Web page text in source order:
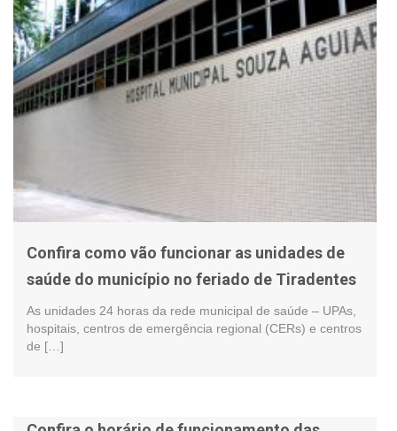
Confira como vão funcionar as unidades de
saúde do município no feriado de Tiradentes
As unidades 24 horas da rede municipal de saúde – UPAs,
hospitais, centros de emergência regional (CERs) e centros
de […]